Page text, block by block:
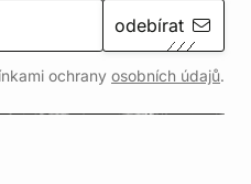
odebírat
ochrany osobních údajů.